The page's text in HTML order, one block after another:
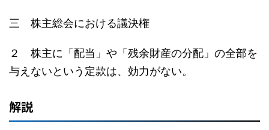
三 株主総会における議決権
２ 株主に「配当」や「残余財産の分配」の全部を
与えないという定款は、効力がない。
解説